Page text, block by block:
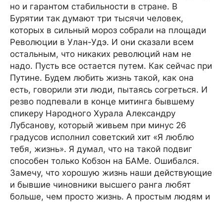
но и гарантом стабильности в стране. В
Бурятии так думают три тысячи человек,
которых в сильный мороз собрали на площади
Революции в Улан-Удэ. И они сказали всем
остальным, что никаких революций нам не
надо. Пусть все остается путем. Как сейчас при
Путине. Будем любить жизнь такой, как она
есть, говорили эти люди, пытаясь согреться. И
резво подпевали в конце митинга бывшему
спикеру Народного Хурала Александру
Лубсанову, который живьем при минус 26
градусов исполнил советский хит «Я люблю
тебя, жизнь». Я думал, что на такой подвиг
способен только Кобзон на БАМе. Ошибался.
Замечу, что хорошую жизнь наши действующие
и бывшие чиновники высшего ранга любят
больше, чем просто жизнь. А простым людям и